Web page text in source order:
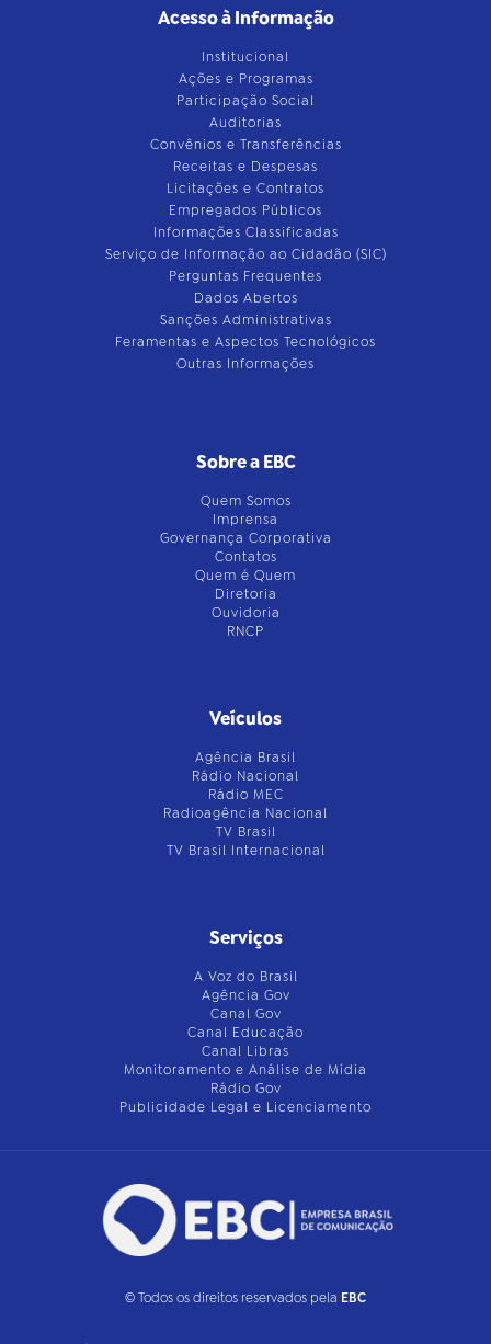
Acesso à Informação
Institucional
Ações e Programas
Participação Social
Auditorias
Convênios e Transferências
Receitas e Despesas
Licitações e Contratos
Empregados Públicos
Informações Classificadas
Serviço de Informação ao Cidadão (SIC)
Perguntas Frequentes
Dados Abertos
Sanções Administrativas
Feramentas e Aspectos Tecnológicos
Outras Informações
Sobre a EBC
Quem Somos
Imprensa
Governança Corporativa
Contatos
Quem é Quem
Diretoria
Ouvidoria
RNCP
Veículos
Agência Brasil
Rádio Nacional
Rádio MEC
Radioagência Nacional
TV Brasil
TV Brasil Internacional
Serviços
A Voz do Brasil
Agência Gov
Canal Gov
Canal Educação
Canal Libras
Monitoramento e Análise de Mídia
Rádio Gov
Publicidade Legal e Licenciamento
© Todos os direitos reservados pela EBC